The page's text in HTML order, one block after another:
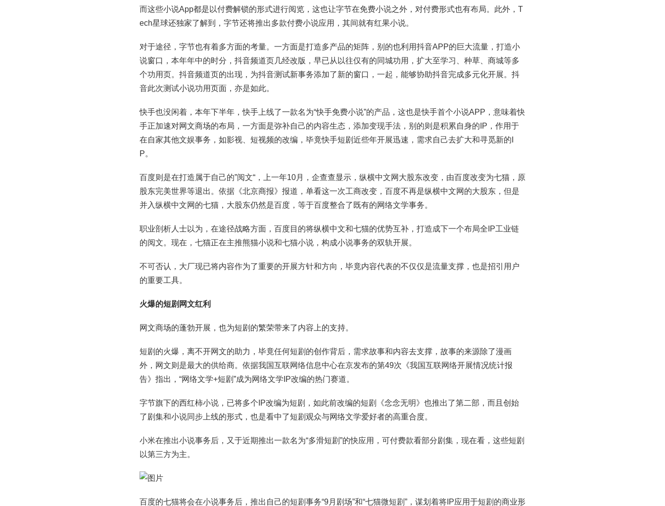
而这些小说App都是以付费解锁的形式进行阅览，这也让字节在免费小说之外，对付费形式也有布局。此外，T
ech星球还独家了解到，字节还将推出多款付费小说应用，其间就有红果小说。
对于途径，字节也有着多方面的考量。一方面是打造多产品的矩阵，别的也利用抖音APP的巨大流量，打造小
说窗口，本年年中的时分，抖音频道页几经改版，早已从以往仅有的同城功用，扩大至学习、种草、商城等多
个功用页。抖音频道页的出现，为抖音测试新事务添加了新的窗口，一起，能够协助抖音完成多元化开展。抖
音此次测试小说功用页面，亦是如此。
快手也没闲着，本年下半年，快手上线了一款名为“快手免费小说”的产品，这也是快手首个小说APP，意味着快
手正加速对网文商场的布局，一方面是弥补自己的内容生态，添加变现手法，别的则是积累自身的IP，作用于
在自家其他文娱事务，如影视、短视频的改编，毕竟快手短剧近些年开展迅速，需求自己去扩大和寻觅新的I
P。
百度则是在打造属于自己的”阅文“，上一年10月，企查查显示，纵横中文网大股东改变，由百度改变为七猫，原
股东完美世界等退出。依据《北京商报》报道，单看这一次工商改变，百度不再是纵横中文网的大股东，但是
并入纵横中文网的七猫，大股东仍然是百度，等于百度整合了既有的网络文学事务。
职业剖析人士以为，在途径战略方面，百度目的将纵横中文和七猫的优势互补，打造成下一个布局全IP工业链
的阅文。现在，七猫正在主推熊猫小说和七猫小说，构成小说事务的双轨开展。
不可否认，大厂现已将内容作为了重要的开展方针和方向，毕竟内容代表的不仅仅是流量支撑，也是招引用户
的重要工具。
火爆的短剧网文红利
网文商场的蓬勃开展，也为短剧的繁荣带来了内容上的支持。
短剧的火爆，离不开网文的助力，毕竟任何短剧的创作背后，需求故事和内容去支撑，故事的来源除了漫画
外，网文则是最大的供给商。依据我国互联网络信息中心在京发布的第49次《我国互联网络开展情况统计报
告》指出，“网络文学+短剧”成为网络文学IP改编的热门赛道。
字节旗下的西红柿小说，已将多个IP改编为短剧，如此前改编的短剧《念念无明》也推出了第二部，而且创始
了剧集和小说同步上线的形式，也是看中了短剧观众与网络文学爱好者的高重合度。
小米在推出小说事务后，又于近期推出一款名为“多滑短剧”的快应用，可付费款看部分剧集，现在看，这些短剧
以第三方为主。
百度的七猫将会在小说事务后，推出自己的短剧事务“9月剧场”和“七猫微短剧”，谋划着将IP应用于短剧的商业形